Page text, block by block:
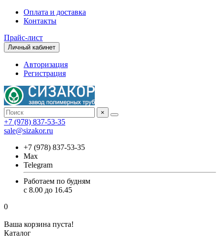
Оплата и доставка
Контакты
Прайс-лист
Личный кабинет
Авторизация
Регистрация
×
+7 (978) 837-53-35
sale@sizakor.ru
+7 (978) 837-53-35
Max
Telegram
Работаем по будням
с 8.00 до 16.45
0
Ваша корзина пуста!
Каталог